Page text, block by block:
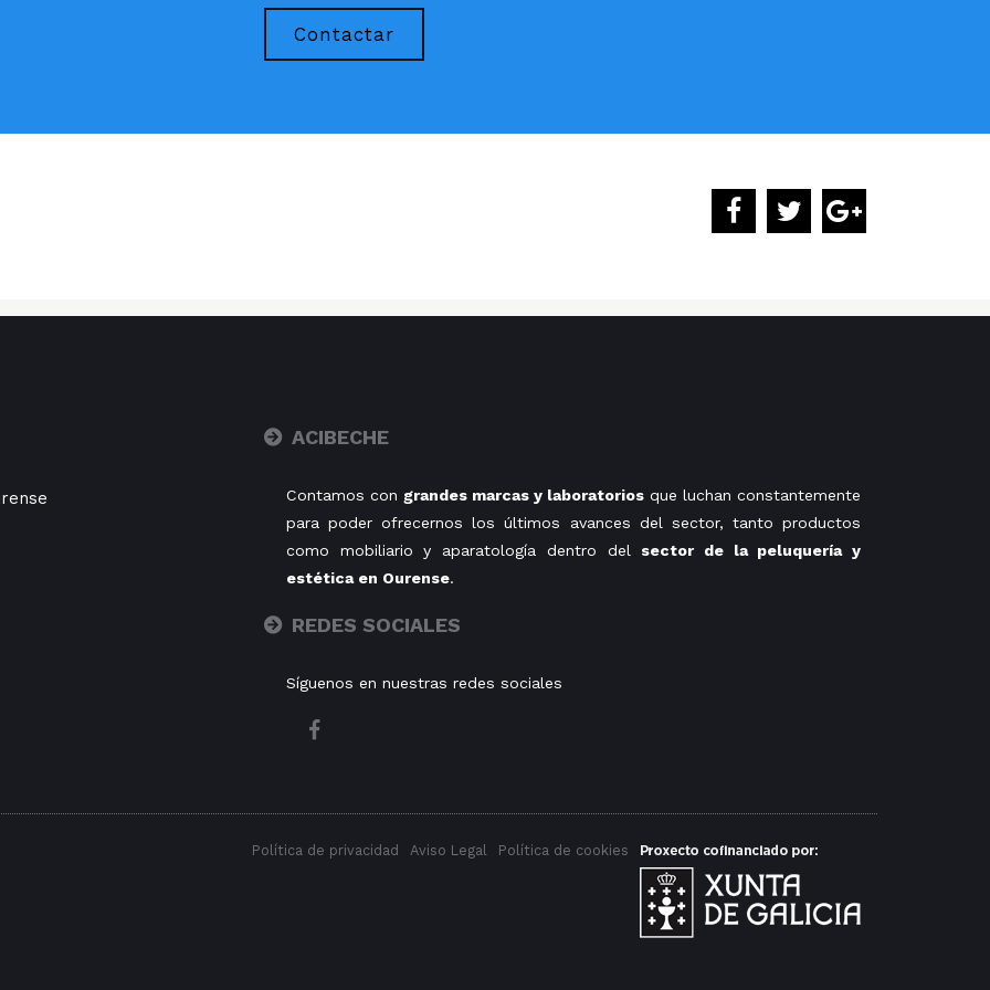
Contactar
ACIBECHE
Contamos con grandes marcas y laboratorios que luchan constantemente
para poder ofrecernos los últimos avances del sector, tanto productos
como mobiliario y aparatología dentro del sector de la peluquería y
estética en Ourense.
REDES SOCIALES
Síguenos en nuestras redes sociales
Política de privacidad Aviso Legal Política de cookies